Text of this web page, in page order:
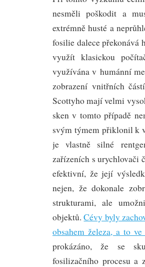
nesměli poškodit a
extrémně husté a
fosilie dalece překonává
využít klasickou
využívána v humánní
zobrazení vnitřních
Scottyho mají velmi
sken v tomto případě
svým týmem přiklonil k
je vlastně silné
zařízeních s urychlovači
efektivní, že její
nejen, že dokonale
strukturami, ale
objektů.Cévy byly
obsahem železa, a to
prokázáno, že se
fosilizačního procesu a